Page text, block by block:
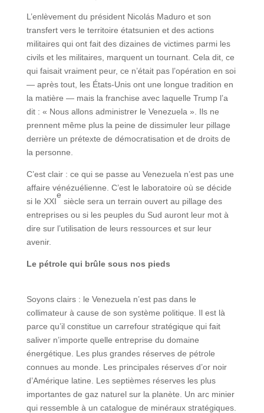
L’enlèvement du président Nicolás Maduro et son
transfert vers le territoire étatsunien et des actions
militaires qui ont fait des dizaines de victimes parmi les
civils et les militaires, marquent un tournant. Cela dit, ce
qui faisait vraiment peur, ce n’était pas l’opération en soi
— après tout, les États-Unis ont une longue tradition en
la matière — mais la franchise avec laquelle Trump l’a
dit : « Nous allons administrer le Venezuela ». Ils ne
prennent même plus la peine de dissimuler leur pillage
derrière un prétexte de démocratisation et de droits de
la personne.
C’est clair : ce qui se passe au Venezuela n’est pas une
affaire vénézuélienne. C’est le laboratoire où se décide
si le XXI
e
siècle sera un terrain ouvert au pillage des
entreprises ou si les peuples du Sud auront leur mot à
dire sur l’utilisation de leurs ressources et sur leur
avenir.
Le pétrole qui brûle sous nos pieds
Soyons clairs : le Venezuela n’est pas dans le
collimateur à cause de son système politique. Il est là
parce qu’il constitue un carrefour stratégique qui fait
saliver n’importe quelle entreprise du domaine
énergétique. Les plus grandes réserves de pétrole
connues au monde. Les principales réserves d’or noir
d’Amérique latine. Les septièmes réserves les plus
importantes de gaz naturel sur la planète. Un arc minier
qui ressemble à un catalogue de minéraux stratégiques.